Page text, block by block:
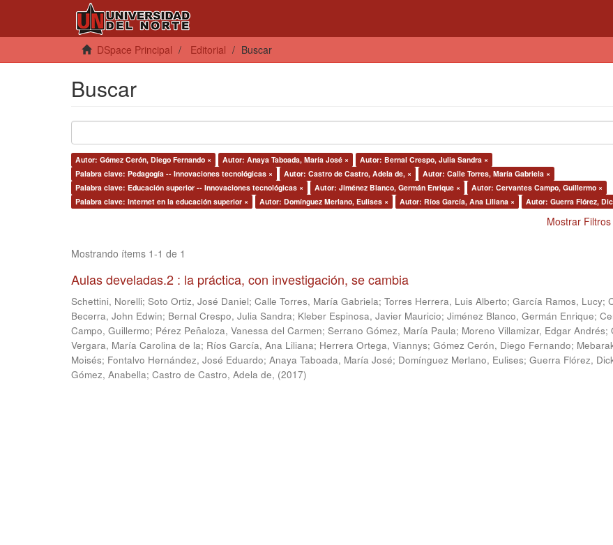
DSpace Principal Editorial Buscar
Buscar
Autor: Gómez Cerón, Diego Fernando × Autor: Anaya Taboada, María José ×
Autor: Bernal Crespo, Julia Sandra ×
Palabra clave: Pedagogía -- Innovaciones tecnológicas ×
Autor: Castro de Castro, Adela de, ×
Autor: Calle Torres, María Gabriela ×
Palabra clave: Educación superior -- Innovaciones tecnológicas ×
Autor: Jiménez Blanco, Germán Enrique ×
Autor: Cervantes Campo, Guillermo ×
Palabra clave: Internet en la educación superior ×
Autor: Domínguez Merlano, Eulises × Autor: Ríos García, Ana Liliana × Autor: Guerra Flórez,
Mostrar
Mostrando ítems 1-1 de 1
Aulas develadas.2 : la práctica, con investigación, se cambia
Schettini, Norelli; Soto Ortiz, José Daniel; Calle Torres, María Gabriela; Torres Herrera, Luis Alberto; García Ramos, Lucy;
Becerra, John Edwin; Bernal Crespo, Julia Sandra; Kleber Espinosa, Javier Mauricio; Jiménez Blanco, Germán Enrique;
Campo, Guillermo; Pérez Peñaloza, Vanessa del Carmen; Serrano Gómez, María Paula; Moreno Villamizar, Edgar Andrés;
Vergara, María Carolina de la; Ríos García, Ana Liliana; Herrera Ortega, Viannys; Gómez Cerón, Diego Fernando;
Moisés; Fontalvo Hernández, José Eduardo; Anaya Taboada, María José; Domínguez Merlano, Eulises; Guerra Flórez,
Gómez, Anabella; Castro de Castro, Adela de, (2017)